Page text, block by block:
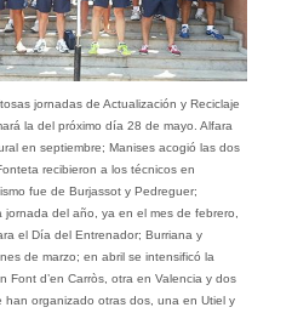
jornadas de Actualización y Reciclaje
la del próximo día 28 de mayo. Alfara
en septiembre; Manises acogió las dos
recibieron a los técnicos en
fue de Burjassot y Pedreguer;
del año, ya en el mes de febrero,
el Día del Entrenador; Burriana y
de marzo; en abril se intensificó la
Font d’en Carròs, otra en Valencia y dos
organizado otras dos, una en Utiel y